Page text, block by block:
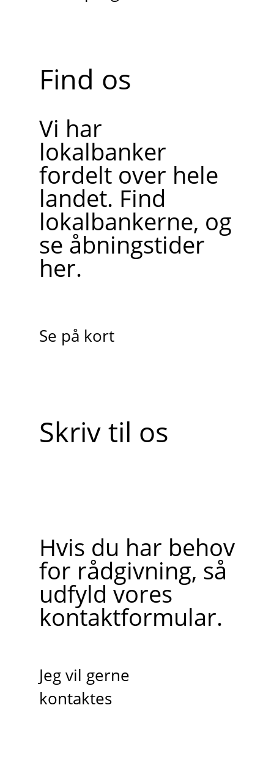
Find os
Vi har
lokalbanker
fordelt over hele
landet. Find
lokalbankerne, og
se åbningstider
her.
Se på kort
Skriv til os
Hvis du har behov
for rådgivning, så
udfyld vores
kontaktformular.
Jeg vil gerne
kontaktes